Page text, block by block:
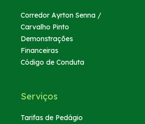
Corredor Ayrton Senna /
Carvalho Pinto
Demonstrações
Financeiras
Código de Conduta
Serviços
Tarifas de Pedágio